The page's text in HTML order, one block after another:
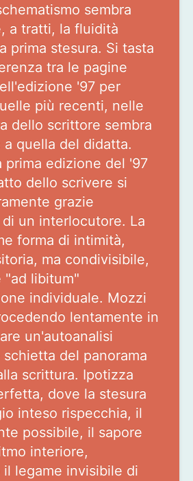
sembra
a tratti, la fluidità
prima stesura. Si tasta
tra le pagine
'97 per
più recenti, nelle
dello scrittore sembra
quella del didatta.
prima edizione del '97
dello scrivere si
grazie
di un interlocutore. La
forma di intimità,
ma condivisibile,
"ad libitum"
individuale. Mozzi
lentamente in
un'autoanalisi
del panorama
scrittura. Ipotizza
dove la stesura
inteso rispecchia, il
possibile, il sapore
interiore,
il legame invisibile di